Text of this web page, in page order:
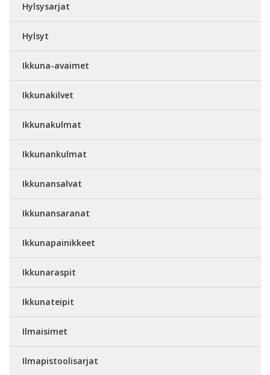
Hylsysarjat
Hylsyt
Ikkuna-avaimet
Ikkunakilvet
Ikkunakulmat
Ikkunankulmat
Ikkunansalvat
Ikkunansaranat
Ikkunapainikkeet
Ikkunaraspit
Ikkunateipit
Ilmaisimet
Ilmapistoolisarjat